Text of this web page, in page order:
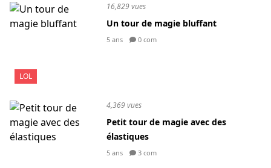
LOL
16,829 vues
Un tour de magie bluffant
5 ans 0 com
4,369 vues
Petit tour de magie avec des
élastiques
5 ans 3 com